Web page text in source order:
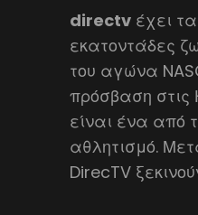
directv έχει
εκατοντάδες
του αγώνα
πρόσβαση στις
είναι ένα από
αθλητισμό.
DirecTV